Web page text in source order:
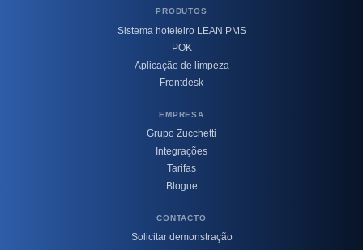
PRODUTOS
Sistema hoteleiro LEAN PMS
POK
Aplicação de limpeza
Frontdesk
EMPRESA
Grupo Zucchetti
Integrações
Tarifas
Blogue
CONTACTO
Solicitar demonstração